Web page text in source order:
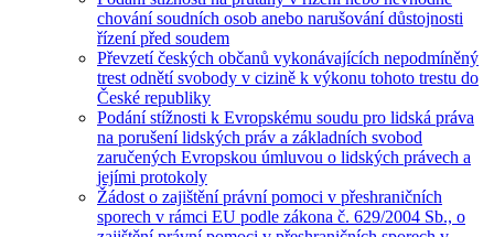
chování soudních osob anebo narušování důstojnosti
řízení před soudem
Převzetí českých občanů vykonávajících nepodmíněný
trest odnětí svobody v cizině k výkonu tohoto trestu do
České republiky
Podání stížnosti k Evropskému soudu pro lidská práva
na porušení lidských práv a základních svobod
zaručených Evropskou úmluvou o lidských právech a
jejími protokoly
Žádost o zajištění právní pomoci v přeshraničních
sporech v rámci EU podle zákona č. 629/2004 Sb., o